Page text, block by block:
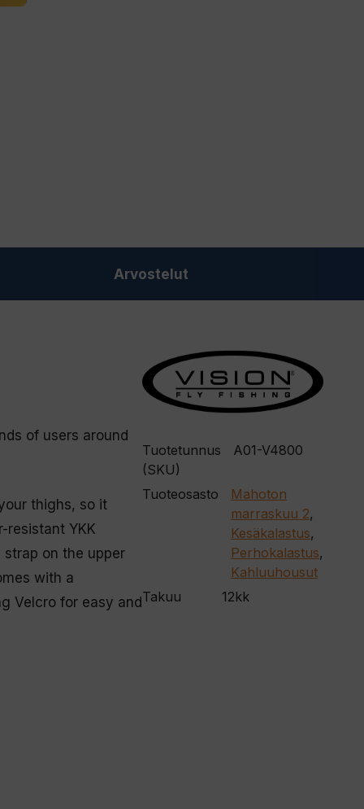
Arvostelut
of users around
thighs, so it
resistant YKK
on the upper
with a
Velcro for easy and
Tuotetunnus
(SKU)
A01-V4800
Tuoteosasto
Mahoton
marraskuu 2,
Kesäkalastus,
Perhokalastus,
Kahluuhousut
Takuu
12kk